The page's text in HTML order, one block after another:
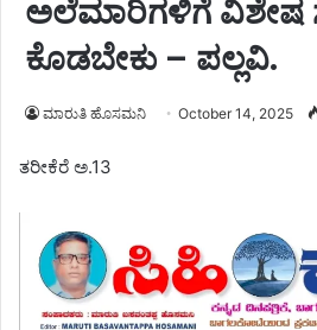
ಅಲೆಮಾರಿಗಳಿಗೆ ವಿಶೇಷ
ಕೊಡಬೇಕು – ಪಲ್ಲವಿ.
ಮಾರುತಿ ಹೊಸಮನಿ October 14, 2025
ತರೀಕೆರೆ ಅ.13